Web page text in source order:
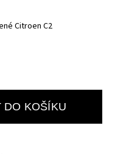
Citroen C2
DO KOŠÍKU